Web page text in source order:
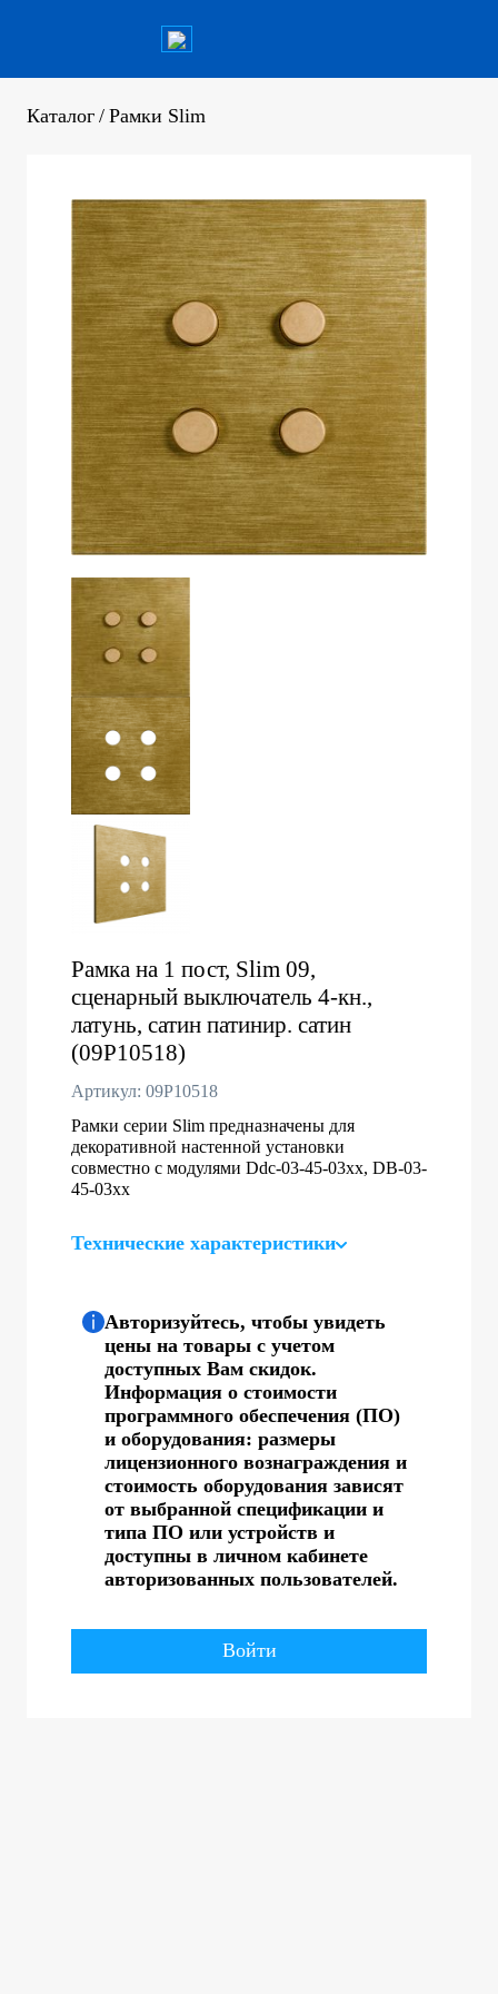
Каталог / Рамки Slim
Рамка на 1 пост, Slim 09,
сценарный выключатель 4-кн.,
латунь, сатин патинир. сатин
(09P10518)
Артикул: 09P10518
Рамки серии Slim предназначены для
декоративной настенной установки
совместно с модулями Ddc-03-45-03хх, DB-03-
45-03хх
Технические характеристики
Авторизуйтесь, чтобы увидеть
цены на товары с учетом
доступных Вам скидок.
Информация о стоимости
программного обеспечения (ПО)
и оборудования: размеры
лицензионного вознаграждения и
стоимость оборудования зависят
от выбранной спецификации и
типа ПО или устройств и
доступны в личном кабинете
авторизованных пользователей.
Войти